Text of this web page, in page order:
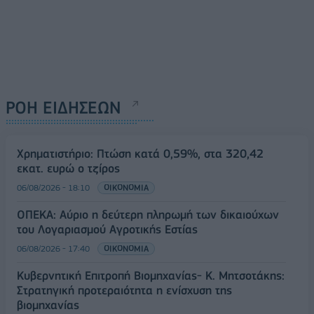
ΡΟΗ ΕΙΔΗΣΕΩΝ
Χρηματιστήριο: Πτώση κατά 0,59%, στα 320,42
εκατ. ευρώ ο τζίρος
06/08/2026 - 18:10 ΟΙΚΟΝΟΜΙΑ
ΟΠΕΚΑ: Αύριο η δεύτερη πληρωμή των δικαιούχων
του Λογαριασμού Αγροτικής Εστίας
06/08/2026 - 17:40 ΟΙΚΟΝΟΜΙΑ
Κυβερνητική Επιτροπή Βιομηχανίας- Κ. Μητσοτάκης:
Στρατηγική προτεραιότητα η ενίσχυση της
βιομηχανίας